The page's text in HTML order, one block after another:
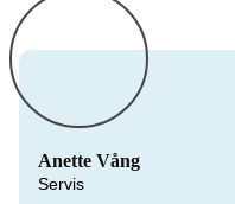
Anette Vång
Servis